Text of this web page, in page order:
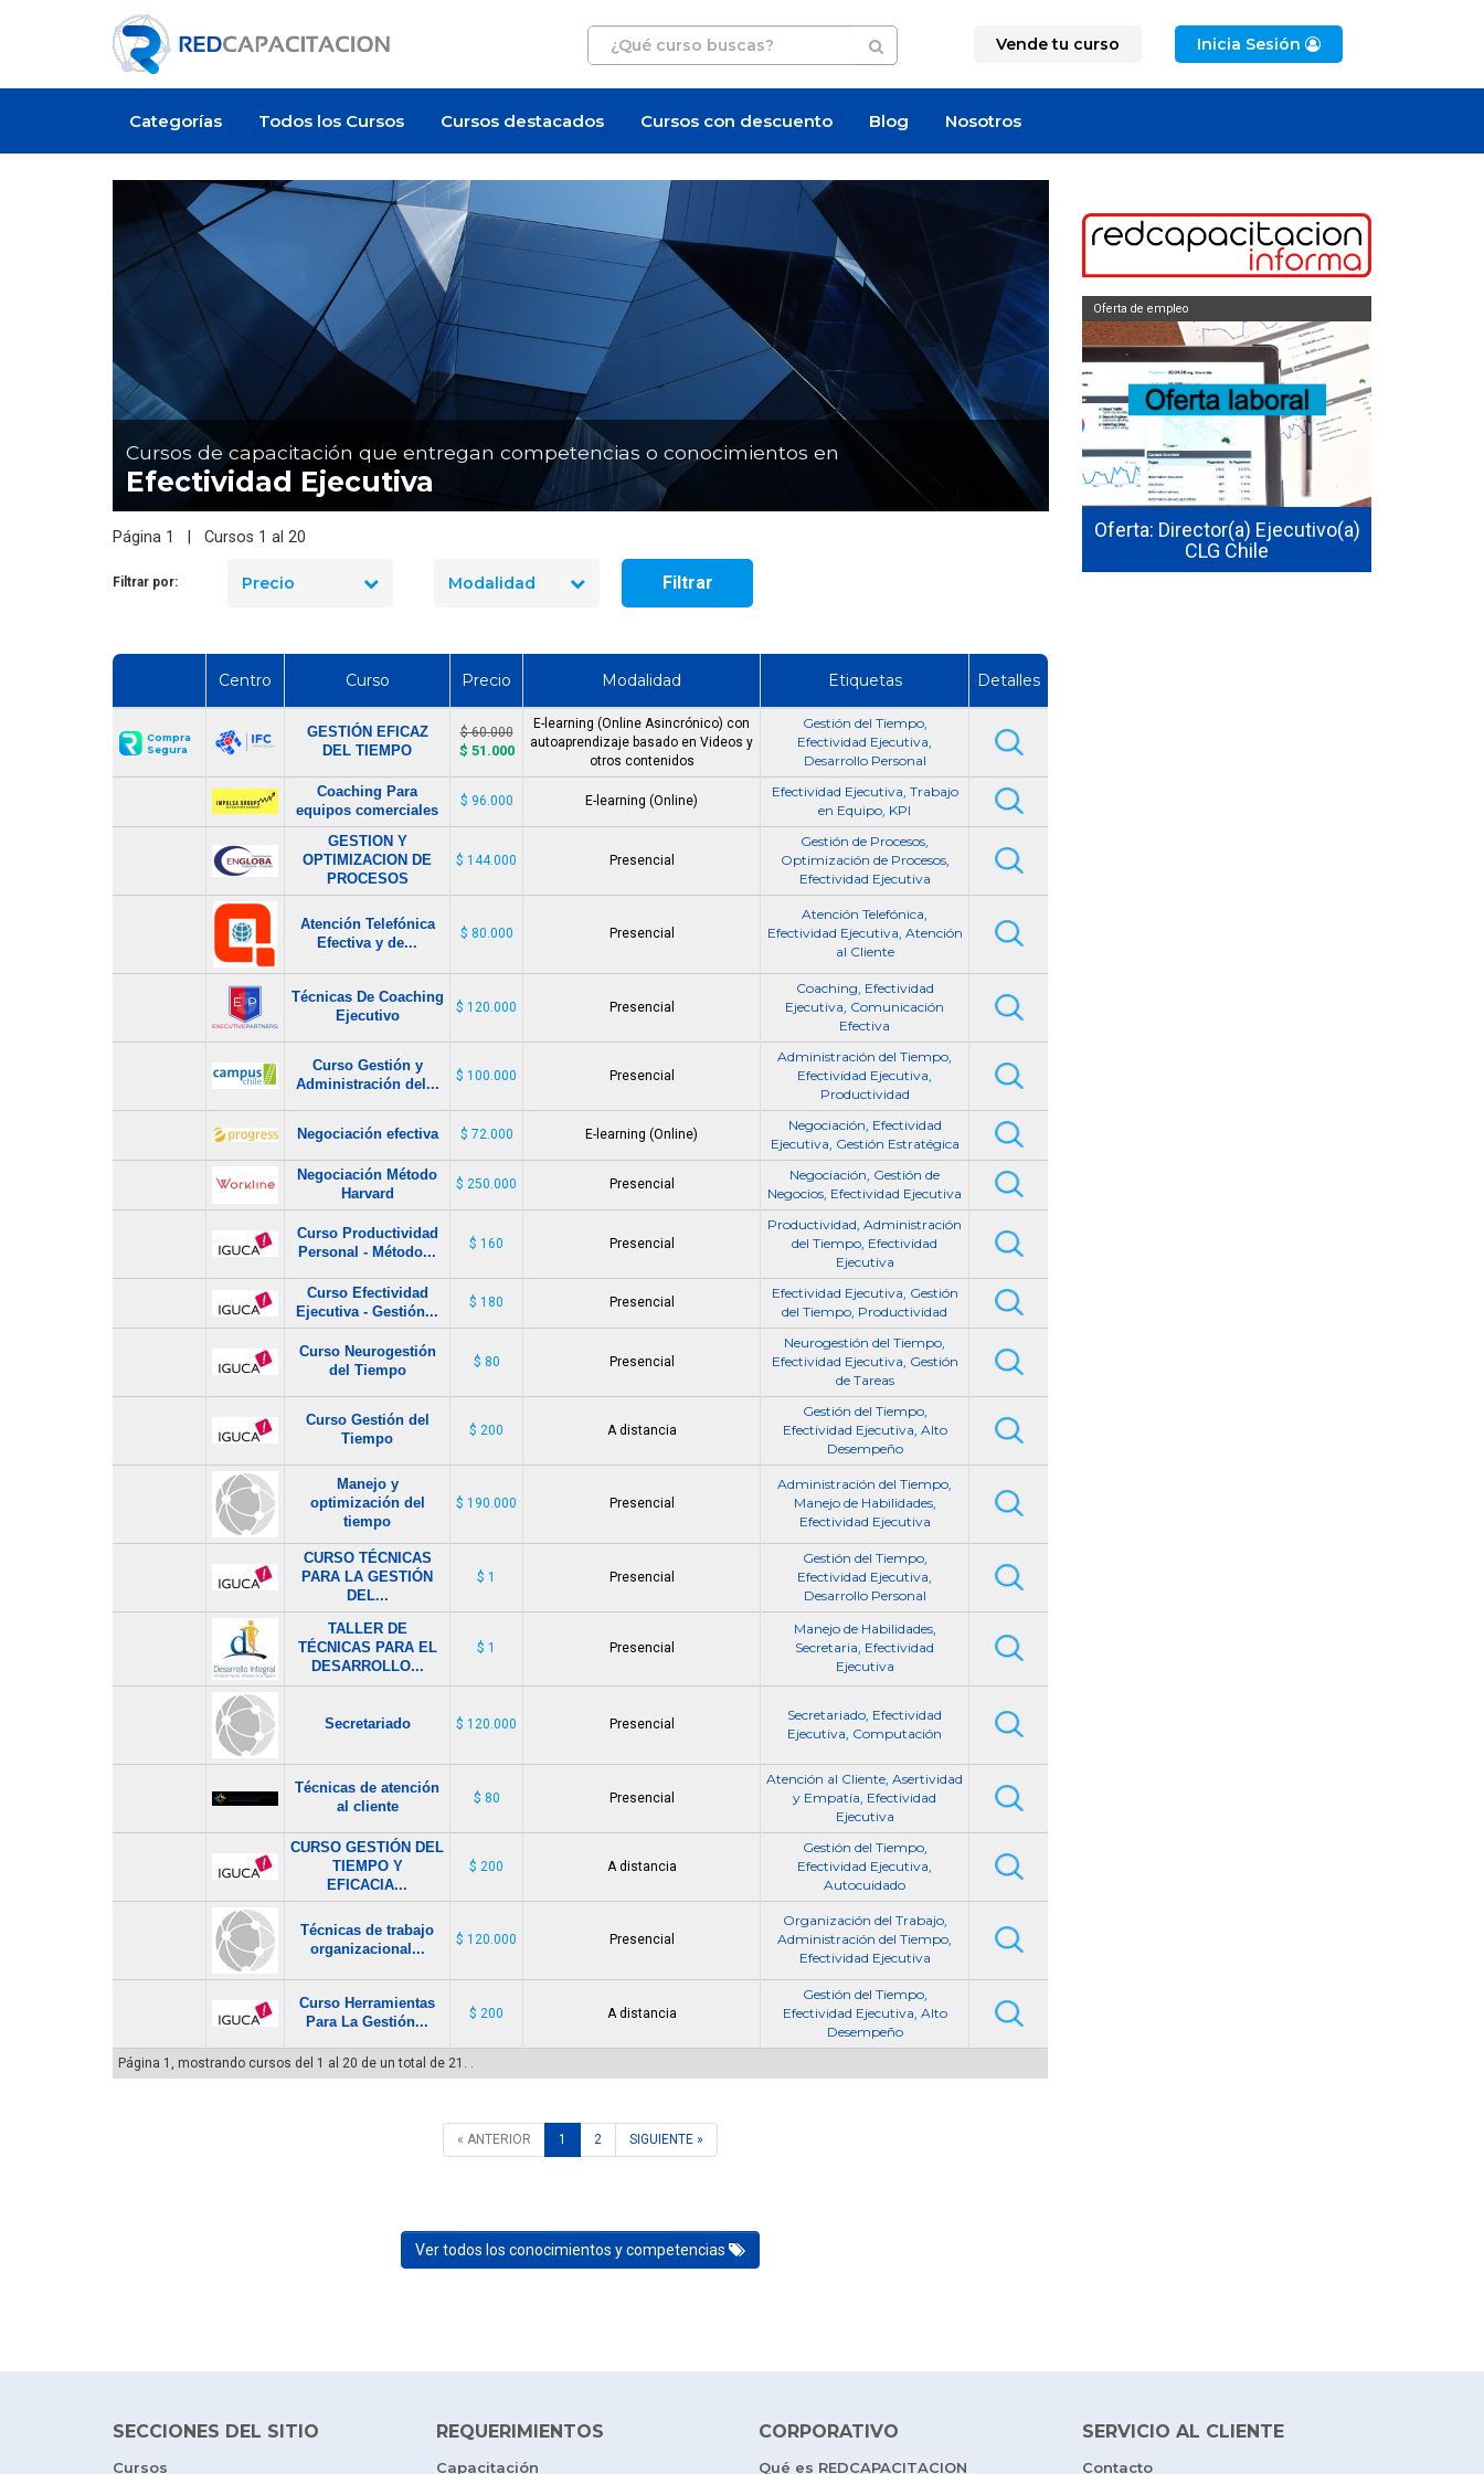
Vende tu curso Inicia Sesión
Categorías Todos los Cursos Cursos destacados Cursos con descuento Blog Nosotros
Cursos de capacitación que entregan competencias o conocimientos en
Efectividad Ejecutiva
Página 1 | Cursos 1 al 20
Filtrar por: Precio Modalidad Filtrar
Centro Curso Precio Modalidad Etiquetas Detalles
Compra
Segura
GESTIÓN EFICAZ
DEL TIEMPO
$ 60.000
$ 51.000
E-learning (Online Asincrónico) con
autoaprendizaje basado en Videos y
otros contenidos
Gestión del Tiempo,
Efectividad Ejecutiva,
Desarrollo Personal
Coaching Para
equipos comerciales
$ 96.000 E-learning (Online)
Efectividad Ejecutiva, Trabajo
en Equipo, KPI
GESTION Y
OPTIMIZACION DE
PROCESOS
$ 144.000 Presencial
Gestión de Procesos,
Optimización de Procesos,
Efectividad Ejecutiva
Atención Telefónica
Efectiva y de...
$ 80.000 Presencial
Atención Telefónica,
Efectividad Ejecutiva, Atención
al Cliente
Técnicas De Coaching
Ejecutivo
$ 120.000 Presencial
Coaching, Efectividad
Ejecutiva, Comunicación
Efectiva
Curso Gestión y
Administración del...
$ 100.000 Presencial
Administración del Tiempo,
Efectividad Ejecutiva,
Productividad
Negociación efectiva $ 72.000 E-learning (Online)
Negociación, Efectividad
Ejecutiva, Gestión Estratégica
Negociación Método
Harvard
$ 250.000 Presencial
Negociación, Gestión de
Negocios, Efectividad Ejecutiva
Curso Productividad
Personal - Método...
$ 160 Presencial
Productividad, Administración
del Tiempo, Efectividad
Ejecutiva
Curso Efectividad
Ejecutiva - Gestión...
$ 180 Presencial
Efectividad Ejecutiva, Gestión
del Tiempo, Productividad
Curso Neurogestión
del Tiempo
$ 80 Presencial
Neurogestión del Tiempo,
Efectividad Ejecutiva, Gestión
de Tareas
Curso Gestión del
Tiempo
$ 200 A distancia
Gestión del Tiempo,
Efectividad Ejecutiva, Alto
Desempeño
Manejo y
optimización del
tiempo
$ 190.000 Presencial
Administración del Tiempo,
Manejo de Habilidades,
Efectividad Ejecutiva
CURSO TÉCNICAS
PARA LA GESTIÓN
DEL...
$ 1 Presencial
Gestión del Tiempo,
Efectividad Ejecutiva,
Desarrollo Personal
TALLER DE
TÉCNICAS PARA EL
DESARROLLO...
$ 1 Presencial
Manejo de Habilidades,
Secretaria, Efectividad
Ejecutiva
Secretariado $ 120.000 Presencial
Secretariado, Efectividad
Ejecutiva, Computación
Técnicas de atención
al cliente
$ 80 Presencial
Atención al Cliente, Asertividad
y Empatía, Efectividad
Ejecutiva
CURSO GESTIÓN DEL
TIEMPO Y
EFICACIA...
$ 200 A distancia
Gestión del Tiempo,
Efectividad Ejecutiva,
Autocuidado
Técnicas de trabajo
organizacional...
$ 120.000 Presencial
Organización del Trabajo,
Administración del Tiempo,
Efectividad Ejecutiva
Curso Herramientas
Para La Gestión...
$ 200 A distancia
Gestión del Tiempo,
Efectividad Ejecutiva, Alto
Desempeño
Página 1, mostrando cursos del 1 al 20 de un total de 21. .
« ANTERIOR 1 2 SIGUIENTE »
Ver todos los conocimientos y competencias
Busqueda laboral Ejecutiva
Oferta de empleo
Oferta: Director(a) Ejecutivo(a)
CLG Chile
Oferta de empleo
SECCIONES DEL SITIO
Cursos
REQUERIMIENTOS
Capacitación
CORPORATIVO
Qué es REDCAPACITACION
SERVICIO AL CLIENTE
Contacto